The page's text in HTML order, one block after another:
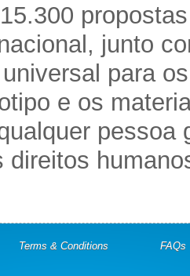
junto
para
e os
pessoa
direitos
Terms & Conditions FAQs